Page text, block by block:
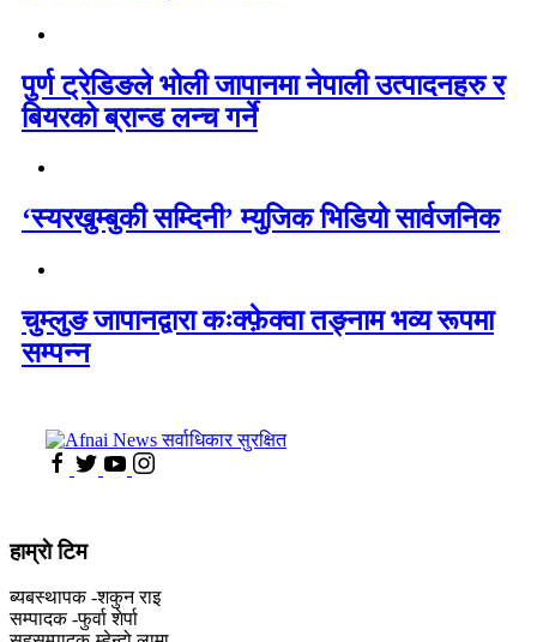
पुर्ण ट्रेडिङले भोली जापानमा नेपाली उत्पादनहरु र
बियरको ब्रान्ड लन्च गर्ने
‘स्यरखुम्बुकी सम्दिनी’ म्युजिक भिडियो सार्वजनिक
चुम्लुङ जापानद्वारा कःक्फ़ेक्वा तङ्नाम भव्य रूपमा
सम्पन्न
हाम्राे टिम
ब्यबस्थापक -शकुन राइ
सम्पादक -फुर्वा शेर्पा